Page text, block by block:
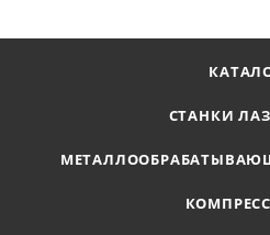
СТАНКИ